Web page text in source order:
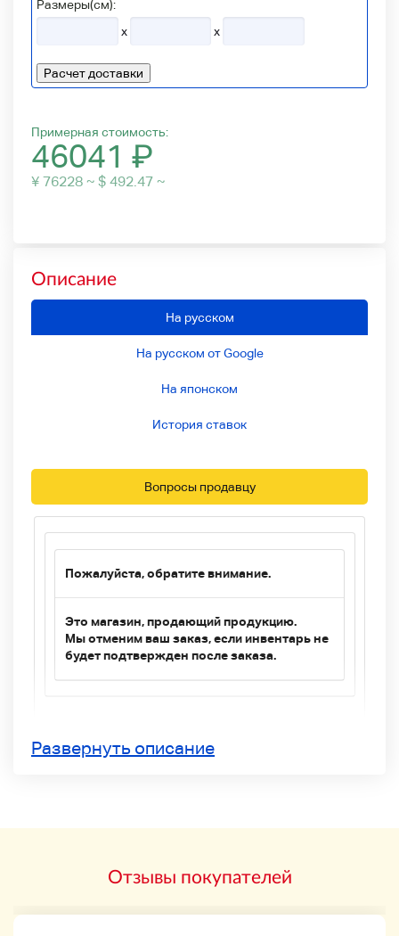
Размеры(см):
x
x
Расчет доставки
Примерная стоимость:
46041 ₽
¥ 76228 ~ $ 492.47 ~
Описание
На русском
На русском от Google
На японском
История ставок
Вопросы продавцу
Пожалуйста, обратите внимание.
Это магазин, продающий продукцию.
Мы отменим ваш заказ, если инвентарь не
будет подтвержден после заказа.
• Обзор продукции
*Это подержанный продукт, приобретенный
Развернуть описание
Отзывы покупателей